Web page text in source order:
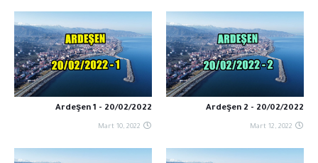
20/02/2022 - 2 Ardeşen
Mart 12, 2022
20/02/2022 - 1 Ardeşen
Mart 10, 2022